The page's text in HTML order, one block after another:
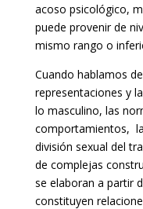
acoso psicológico,
puede provenir de
mismo rango o
Cuando hablamos
representaciones y
lo masculino, las
comportamientos,
división sexual del
de complejas
se elaboran a partir
constituyen